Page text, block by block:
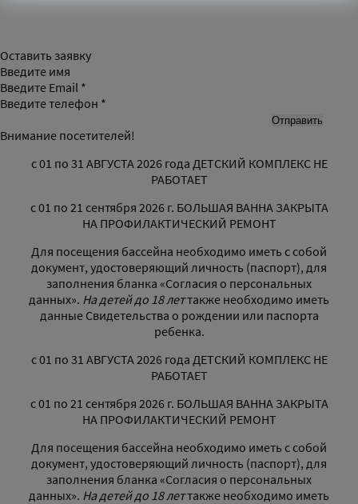
Оставить заявку
Введите имя
Введите Email *
Введите телефон *
Внимание посетителей!
с 01 по 31 АВГУСТА 2026 года ДЕТСКИЙ КОМПЛЕКС НЕ
РАБОТАЕТ
с 01 по 21 сентября 2026 г. БОЛЬШАЯ ВАННА ЗАКРЫТА
НА ПРОФИЛАКТИЧЕСКИЙ РЕМОНТ
Для посещения бассейна необходимо иметь с собой
документ, удостоверяющий личность (паспорт), для
заполнения бланка «Согласия о персональных
данных». На детей до 18 леттакже необходимо иметь
данные Свидетельства о рождении или паспорта
ребенка.
с 01 по 31 АВГУСТА 2026 года ДЕТСКИЙ КОМПЛЕКС НЕ
РАБОТАЕТ
с 01 по 21 сентября 2026 г. БОЛЬШАЯ ВАННА ЗАКРЫТА
НА ПРОФИЛАКТИЧЕСКИЙ РЕМОНТ
Для посещения бассейна необходимо иметь с собой
документ, удостоверяющий личность (паспорт), для
заполнения бланка «Согласия о персональных
данных». На детей до 18 леттакже необходимо иметь